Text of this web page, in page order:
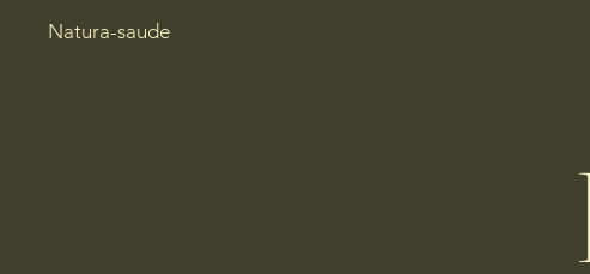
Natura-saude